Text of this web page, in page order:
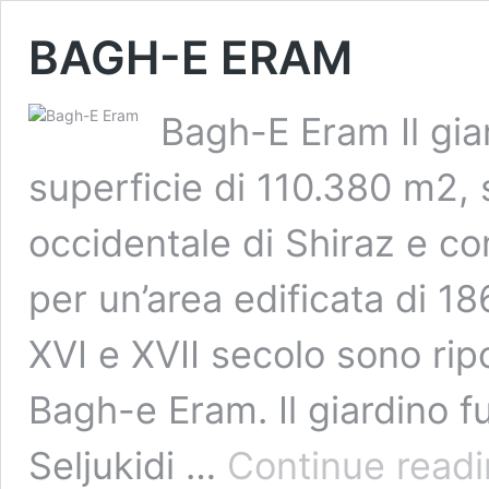
BAGH-E ERAM
Bagh-E Eram Il
superficie di 110.380
occidentale di Shiraz e
per un’area edificata di
XVI e XVII secolo sono
Bagh-e Eram. Il giardino
Seljukidi … Continue